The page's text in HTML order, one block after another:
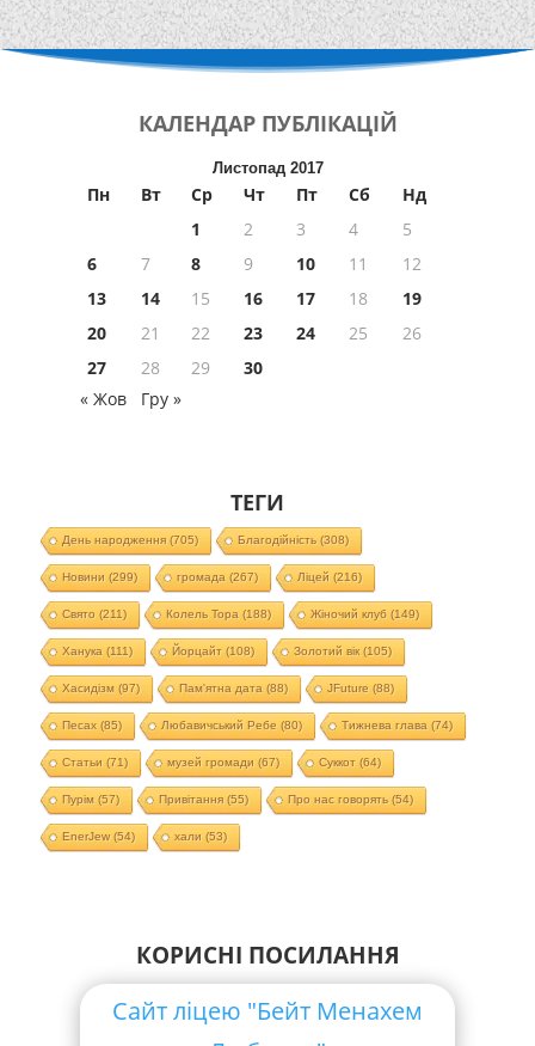
КАЛЕНДАР ПУБЛІКАЦІЙ
Листопад 2017
Пн Вт Ср Чт Пт Сб
Нд
1
2 3 4
5
6
7 8 9 10 11
12
13
14 15 16 17 18
19
20
21 22 23 24 25
26
27
28 29
30
« Жов
Гру »
ТЕГИ
День народження(705) Благодійність (308)
Новини (299) громада (267) Ліцей (216)
Свято (211) Колель Тора (188) Жіночий клуб (149)
Ханука (111) Йорцайт (108) Золотий вік(105)
Хасидізм (97) Пам'ятна дата (88) JFuture (88)
Песах(85) Любавичський Ребе (80) Тижнева глава (74)
Статьи (71) музей громади (67) Суккот (64)
Пурім (57) Привітання(55) Про нас говорять (54)
EnerJew(54) хали (53)
КОРИСНІ ПОСИЛАННЯ
Сайт ліцею "Бейт Менахем